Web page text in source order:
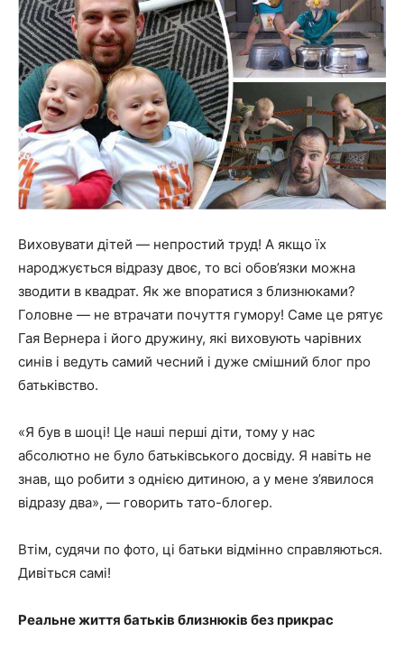
Виховувати дітей — непростий труд! А якщо їх
народжується відразу двоє, то всі обов’язки можна
зводити в квадрат. Як же впоратися з близнюками?
Головне — не втрачати почуття гумору! Саме це рятує
Гая Вернера і його дружину, які виховують чарівних
синів і ведуть самий чесний і дуже смішний блог про
батьківство.
«Я був в шоці! Це наші перші діти, тому у нас
абсолютно не було батьківського досвіду. Я навіть не
знав, що робити з однією дитиною, а у мене з’явилося
відразу два», — говорить тато-блогер.
Втім, судячи по фото, ці батьки відмінно справляються.
Дивіться самі!
Реальне життя батьків близнюків без прикрас